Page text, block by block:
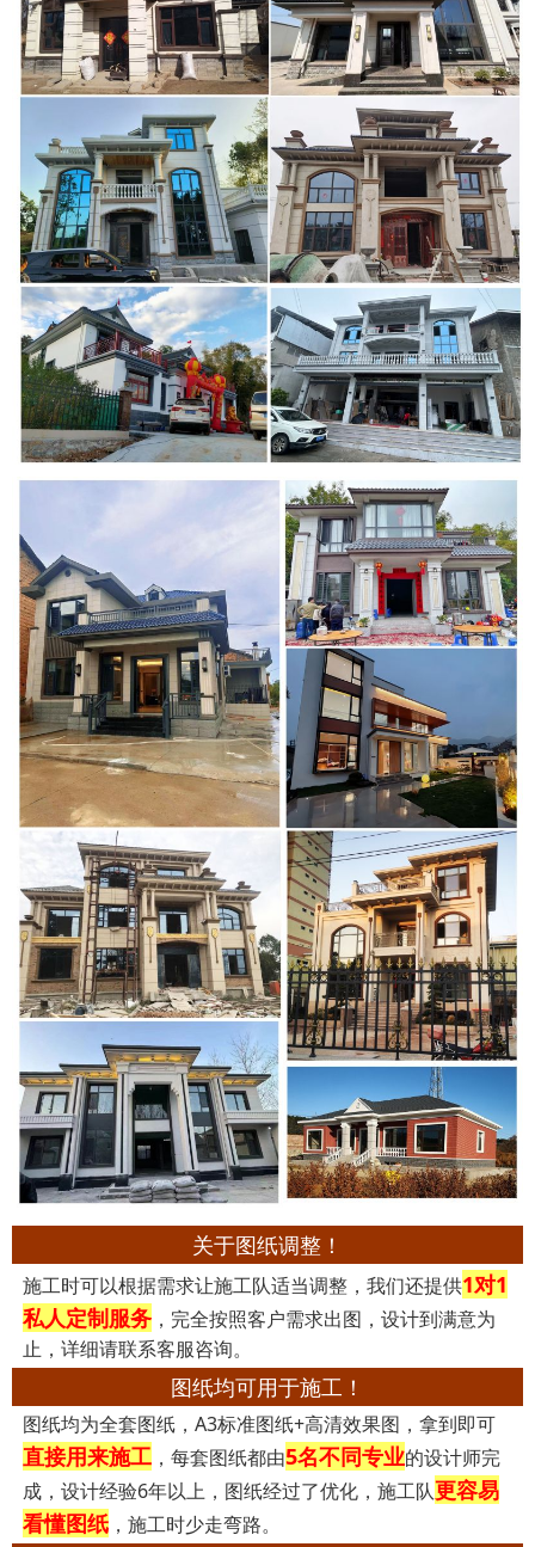
关于图纸调整！
施工时可以根据需求让施工队适当调整，我们还提供1对1
私人定制服务，完全按照客户需求出图，设计到满意为
止，详细请联系客服咨询。
图纸均可用于施工！
图纸均为全套图纸，A3标准图纸+高清效果图，拿到即可
直接用来施工，每套图纸都由5名不同专业的设计师完
成，设计经验6年以上，图纸经过了优化，施工队更容易
看懂图纸，施工时少走弯路。